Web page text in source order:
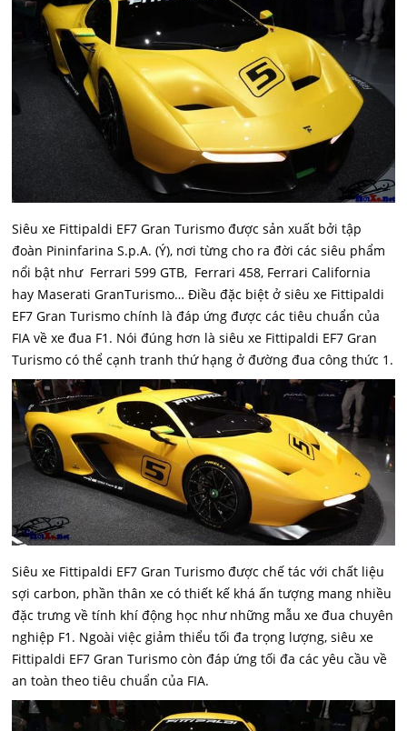
Siêu xe Fittipaldi EF7 Gran Turismo được sản xuất bởi tập
đoàn Pininfarina S.p.A. (Ý), nơi từng cho ra đời các siêu phẩm
nổi bật như Ferrari 599 GTB, Ferrari 458, Ferrari California
hay Maserati GranTurismo… Điều đặc biệt ở siêu xe Fittipaldi
EF7 Gran Turismo chính là đáp ứng được các tiêu chuẩn của
FIA về xe đua F1. Nói đúng hơn là siêu xe Fittipaldi EF7 Gran
Turismo có thể cạnh tranh thứ hạng ở đường đua công thức 1.
Siêu xe Fittipaldi EF7 Gran Turismo được chế tác với chất liệu
sợi carbon, phần thân xe có thiết kế khá ấn tượng mang nhiều
đặc trưng về tính khí động học như những mẫu xe đua chuyên
nghiệp F1. Ngoài việc giảm thiểu tối đa trọng lượng, siêu xe
Fittipaldi EF7 Gran Turismo còn đáp ứng tối đa các yêu cầu về
an toàn theo tiêu chuẩn của FIA.